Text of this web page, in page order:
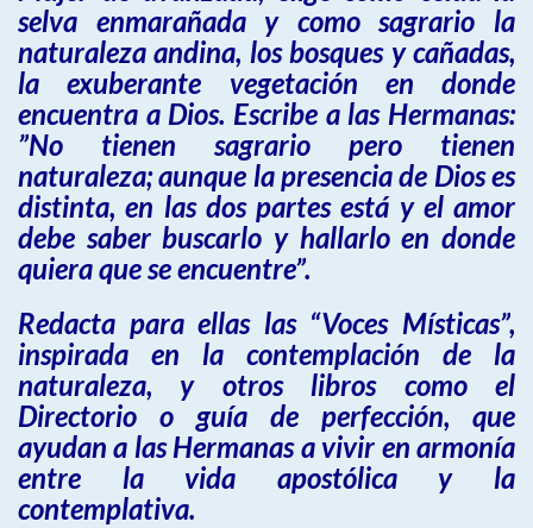
selva enmarañada y como sagrario la
naturaleza andina, los bosques y cañadas,
la exuberante vegetación en donde
encuentra a Dios. Escribe a las Hermanas:
”No tienen sagrario pero tienen
naturaleza; aunque la presencia de Dios es
distinta, en las dos partes está y el amor
debe saber buscarlo y hallarlo en donde
quiera que se encuentre”.
Redacta para ellas las “Voces Místicas”,
inspirada en la contemplación de la
naturaleza, y otros libros como el
Directorio o guía de perfección, que
ayudan a las Hermanas a vivir en armonía
entre la vida apostólica y la
contemplativa.